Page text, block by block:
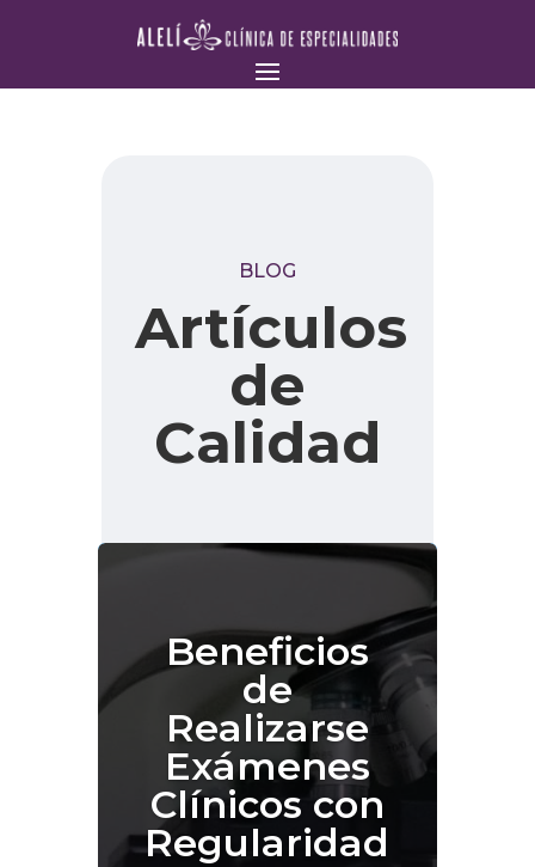
BLOG
Artículos
de
Calidad
Beneficios
de
Realizarse
Exámenes
Clínicos con
Regularidad